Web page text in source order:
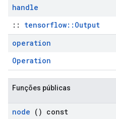
handle
:: tensorflow::Output
operation
Operation
Funções públicas
node () const